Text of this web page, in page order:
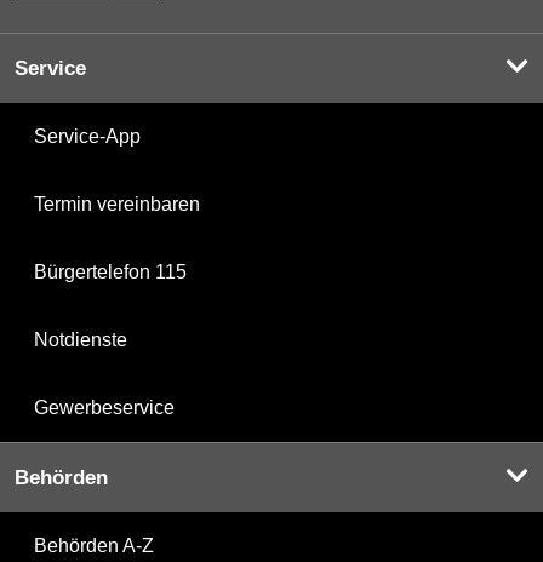
Service
Service-App
Termin vereinbaren
Bürgertelefon 115
Notdienste
Gewerbeservice
Behörden
Behörden A-Z